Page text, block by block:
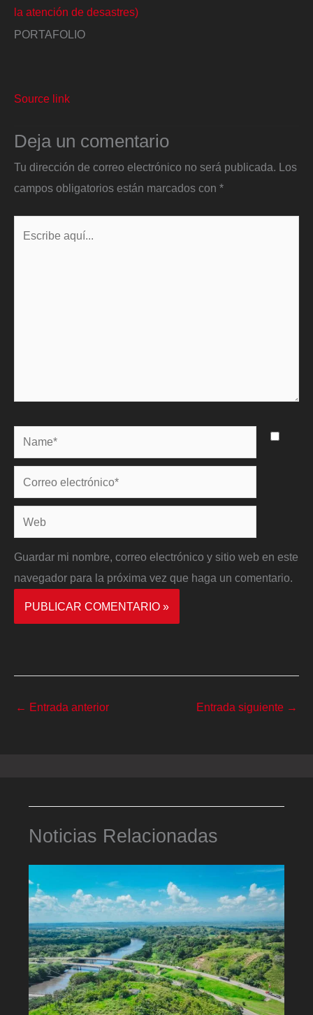
la atención de desastres)
PORTAFOLIO
Source link
Deja un comentario
Tu dirección de correo electrónico no será publicada. Los
campos obligatorios están marcados con *
Name*
Correo
electrónico*
Web
Guardar mi nombre, correo electrónico y sitio web en este
navegador para la próxima vez que haga un comentario.
← Entrada anterior Entrada siguiente →
Noticias Relacionadas